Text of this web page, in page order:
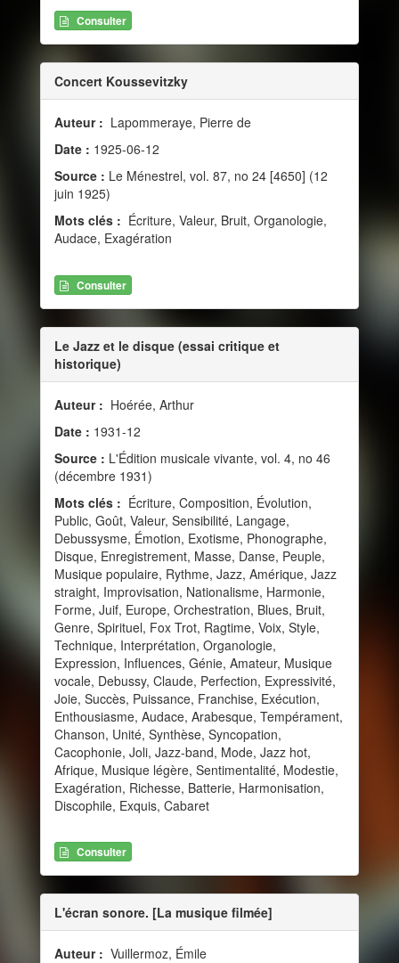
Consulter
Concert Koussevitzky
Auteur : Lapommeraye, Pierre de
Date : 1925-06-12
Source : Le Ménestrel, vol. 87, no 24 [4650] (12
juin 1925)
Mots clés : Écriture, Valeur, Bruit, Organologie,
Audace, Exagération
Consulter
Le Jazz et le disque (essai critique et
historique)
Auteur : Hoérée, Arthur
Date : 1931-12
Source : L'Édition musicale vivante, vol. 4, no 46
(décembre 1931)
Mots clés : Écriture, Composition, Évolution,
Public, Goût, Valeur, Sensibilité, Langage,
Debussysme, Émotion, Exotisme, Phonographe,
Disque, Enregistrement, Masse, Danse, Peuple,
Musique populaire, Rythme, Jazz, Amérique, Jazz
straight, Improvisation, Nationalisme, Harmonie,
Forme, Juif, Europe, Orchestration, Blues, Bruit,
Genre, Spirituel, Fox Trot, Ragtime, Voix, Style,
Technique, Interprétation, Organologie,
Expression, Influences, Génie, Amateur, Musique
vocale, Debussy, Claude, Perfection, Expressivité,
Joie, Succès, Puissance, Franchise, Exécution,
Enthousiasme, Audace, Arabesque, Tempérament,
Chanson, Unité, Synthèse, Syncopation,
Cacophonie, Joli, Jazz-band, Mode, Jazz hot,
Afrique, Musique légère, Sentimentalité, Modestie,
Exagération, Richesse, Batterie, Harmonisation,
Discophile, Exquis, Cabaret
Consulter
L'écran sonore. [La musique filmée]
Auteur : Vuillermoz, Émile